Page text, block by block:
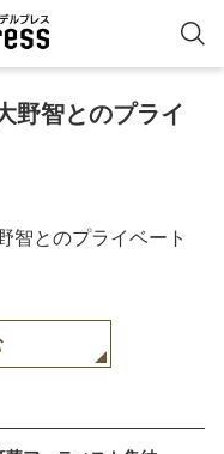
野智とのプライ
智とのプライベート